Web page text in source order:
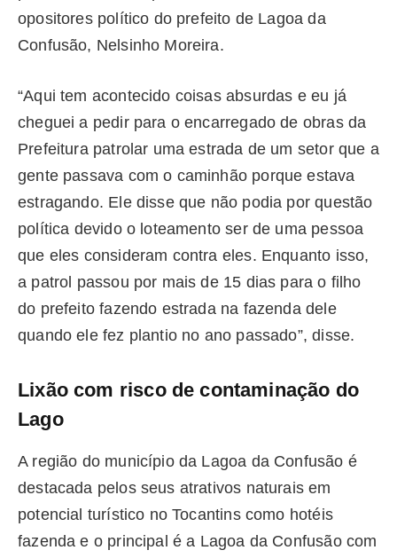
opositores político do prefeito de Lagoa da
Confusão, Nelsinho Moreira.
“Aqui tem acontecido coisas absurdas e eu já
cheguei a pedir para o encarregado de obras da
Prefeitura patrolar uma estrada de um setor que a
gente passava com o caminhão porque estava
estragando. Ele disse que não podia por questão
política devido o loteamento ser de uma pessoa
que eles consideram contra eles. Enquanto isso,
a patrol passou por mais de 15 dias para o filho
do prefeito fazendo estrada na fazenda dele
quando ele fez plantio no ano passado”, disse.
Lixão com risco de contaminação do
Lago
A região do município da Lagoa da Confusão é
destacada pelos seus atrativos naturais em
potencial turístico no Tocantins como hotéis
fazenda e o principal é a Lagoa da Confusão com